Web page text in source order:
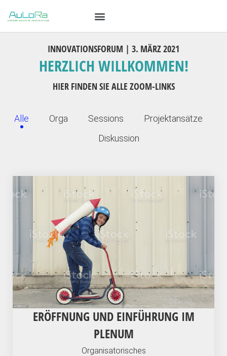
INNOVATIONSFORUM | 3. MÄRZ 2021
HERZLICH WILLKOMMEN!
HIER FINDEN SIE ALLE ZOOM-LINKS
Alle Orga Sessions
Projektansätze
Diskussion
ERÖFFNUNG UND EINFÜHRUNG IM
PLENUM
Organisatorisches